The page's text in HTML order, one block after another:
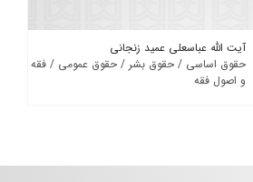
آیت الله عباسعلی عمید زنجانی
حقوق اساسی / حقوق بشر / حقوق عمومی / فقه
و اصول فقه